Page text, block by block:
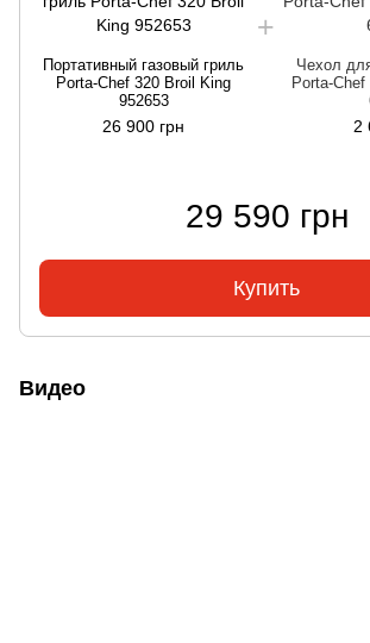
Портативный газовый гриль
Porta-Chef 320 Broil King
952653
26 900 грн
Чехол
Porta-
2
29 590 грн
Купить
Видео